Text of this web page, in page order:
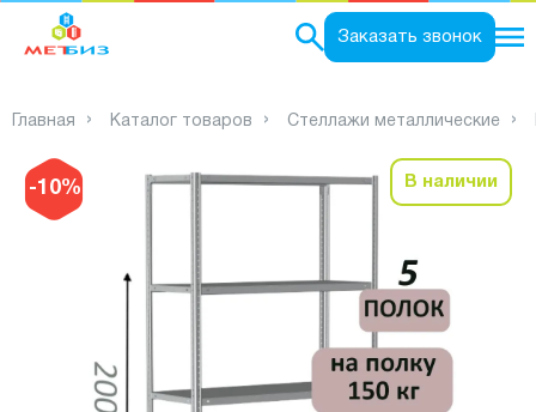
Заказать звонок
Главная Каталог товаров Стеллажи металлические
-10% В наличии